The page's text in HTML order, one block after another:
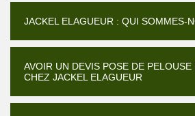
JACKEL ELAGUEUR : QUI SOMMES-
AVOIR UN DEVIS POSE DE PELOUSE
CHEZ JACKEL ELAGUEUR